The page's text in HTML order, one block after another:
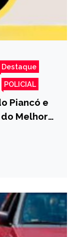
Destaque
POLICIAL
Piancó e
Melhor